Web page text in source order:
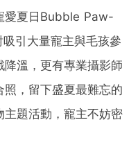
愛夏日Bubble Paw-
引大量寵主與毛孩參
溫，更有專業攝影師
，留下盛夏最難忘的
主題活動，寵主不妨密